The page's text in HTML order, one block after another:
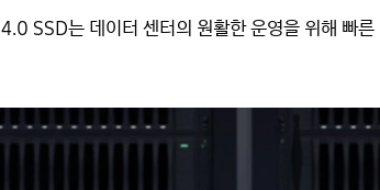
4.0 SSD는 데이터 센터의 원활한 운영을 위해 빠